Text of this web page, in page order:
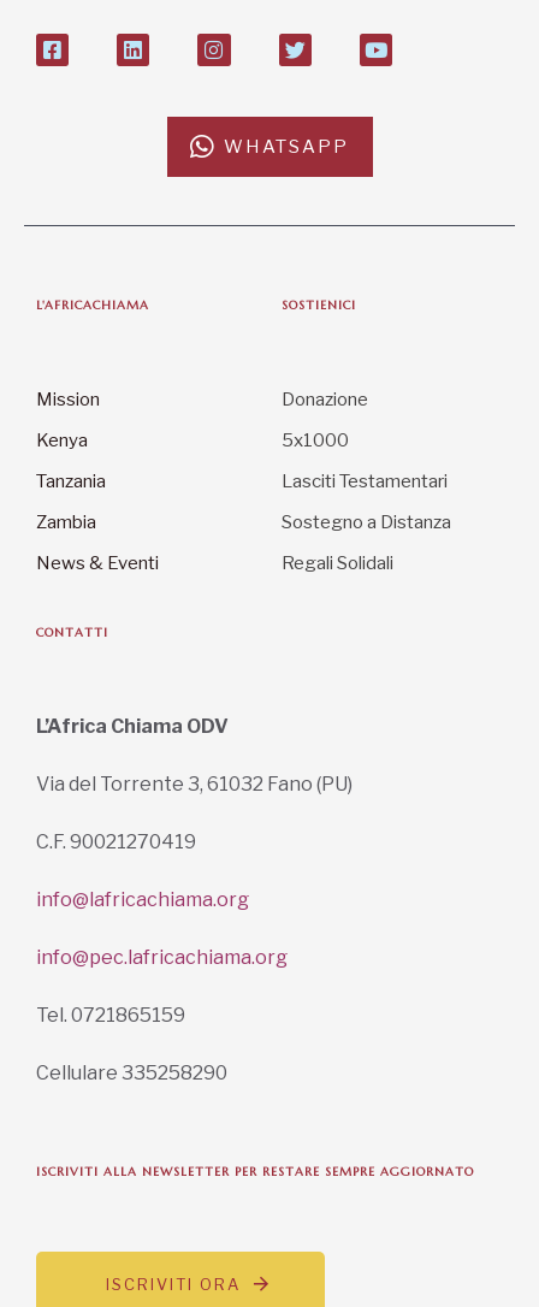
WHATSAPP
L'AFRICACHIAMA
Mission
Kenya
Tanzania
Zambia
News & Eventi
SOSTIENICI
Donazione
5x1000
Lasciti Testamentari
Sostegno a Distanza
Regali Solidali
CONTATTI
L’Africa Chiama ODV
Via del Torrente 3, 61032 Fano (PU)
C.F. 90021270419
info@lafricachiama.org
info@pec.lafricachiama.org
Tel. 0721865159
Cellulare 335258290
ISCRIVITI ALLA NEWSLETTER PER RESTARE SEMPRE AGGIORNATO
ISCRIVITI ORA